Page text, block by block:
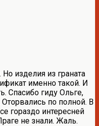
изделия из граната
именно такой. И
Спасибо гиду Ольге,
Оторвались по полной. В
гораздо интересней
не знали. Жаль.